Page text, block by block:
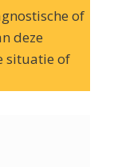
of
deze
situatie of